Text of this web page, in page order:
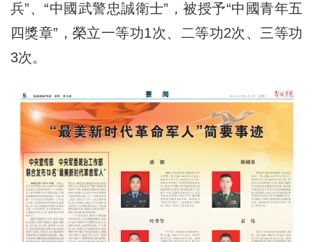
兵”、“中國武警忠誠衛士”，被授予“中國青年五
四獎章”，榮立一等功1次、二等功2次、三等功
3次。